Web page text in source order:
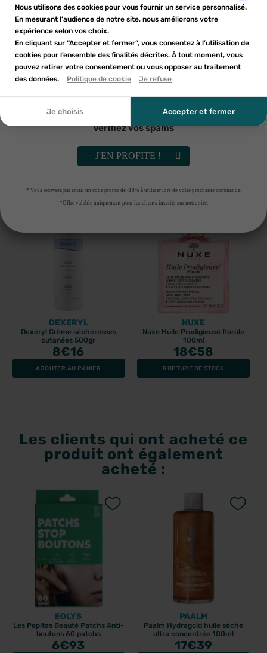
50ml
14
DEXERYL
Dexeryl Crème sécheresses
cutanées 500gr
8€16
AJOUTER AU PANIER
NUXE
Nuxe Huile Prodigieuse florale
100ml
18€58
RUPTURE DE STOCK
Les clients qui ont acheté ce
produit ont également
acheté :
EOLYS
Les Pepites Beauté Patchs Anti-
boutons 60 patchs
6€93
PAALM
Paalm Hydragold huile sèche
ultra concentrée 100ml
17€39
Ajouter à ma liste d'envies ×
add_circle_outline
Créer une nouvelle liste
Annuler
Créer une liste d'envies
liste d'envies.
Annuler
Connexion
Nous utilisons des cookies pour vous fournir un service personnalisé.
En mesurant l’audience de notre site, nous améliorons votre
expérience selon vos choix.
En cliquant sur “Accepter et fermer”, vous consentez à l’utilisation de
cookies pour l’ensemble des finalités décrites. À tout moment, vous
pouvez retirer votre consentement ou vous opposer au traitement
des données.
Politique de cookie Je refuse
Je choisis Accepter et fermer
d'une réduction sur votre première commande*
En soumettant ce formulaire, j'accepte que les
informations saisies soient utilisées dans le cadre de
ma demande et de la relation commerciale qui peut en
découler. Vous référer à la politique de confidentialité.
Vérifiez vos spams
J'EN PROFITE !
* Vous recevrez par email un code promo de -10% à utiliser lors de votre prochaine commande.
*Offre valable uniquement pour les clients inscrits sur notre site.